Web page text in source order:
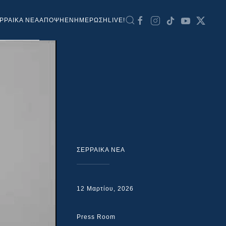
ΝΕΑΑΠΟΨΗ ΕΝΗΜΕΡΩΣΗ LIVE!
ΣΕΡΡΑΙΚΑ ΝΕΑ
12 Μαρτίου, 2026
Press Room